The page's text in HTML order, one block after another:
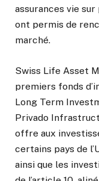
assurances vie
ont permis de
marché.
Swiss Life Asset
premiers fonds
Long Term
Privado
offre aux
certains pays de
ainsi que les